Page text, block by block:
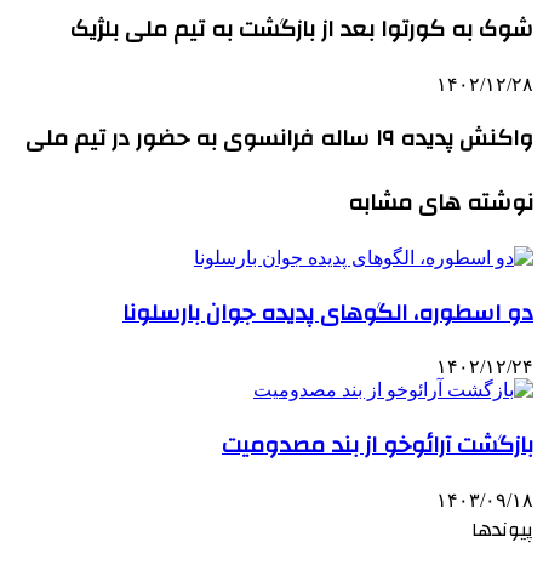
شوک به کورتوا بعد از بازگشت به تیم ملی بلژیک
۱۴۰۲/۱۲/۲۸
واکنش پدیده ۱۹ ساله فرانسوی به حضور در تیم ملی
نوشته های مشابه
دو اسطوره، الگوهای پدیده جوان بارسلونا
۱۴۰۲/۱۲/۲۴
بازگشت آرائوخو از بند مصدومیت
۱۴۰۳/۰۹/۱۸
پیوندها